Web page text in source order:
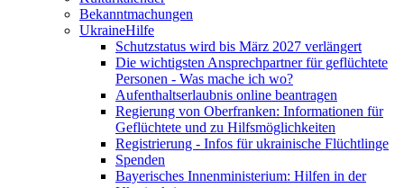
Bekanntmachungen
UkraineHilfe
Schutzstatus wird bis März 2027 verlängert
Die wichtigsten Ansprechpartner für geflüchtete
Personen - Was mache ich wo?
Aufenthaltserlaubnis online beantragen
Regierung von Oberfranken: Informationen für
Geflüchtete und zu Hilfsmöglichkeiten
Registrierung - Infos für ukrainische Flüchtlinge
Spenden
Bayerisches Innenministerium: Hilfen in der